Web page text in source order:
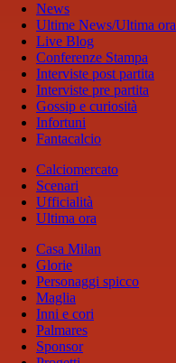
News
Ultime News/Ultima ora
Live Blog
Conferenze Stampa
Interviste post partita
Interviste pre partita
Gossip e curiosità
Infortuni
Fantacalcio
Calciomercato
Scenari
Ufficialità
Ultima ora
Casa Milan
Glorie
Personaggi spicco
Maglia
Inni e cori
Palmares
Sponsor